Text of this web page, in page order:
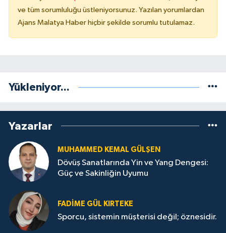
ve tüm sorumluluğu üstleniyorsunuz. Yazılan yorumlardan
Ajans Malatya Haber hiçbir şekilde sorumlu tutulamaz.
Yükleniyor...
Yazarlar
MUHAMMED KEMAL GÜLŞEN
Dövüş Sanatlarında Yin ve Yang Dengesi:
Güç ve Sakinliğin Uyumu
FADIME GÜL KIRTEKE
Sporcu, sistemin müşterisi değil; öznesidir.